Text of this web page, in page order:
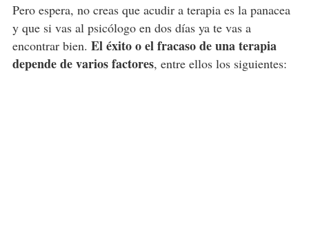
Pero espera, no creas que acudir a terapia es la panacea
y que si vas al psicólogo en dos días ya te vas a
encontrar bien. El éxito o el fracaso de una terapia
depende de varios factores, entre ellos los siguientes: